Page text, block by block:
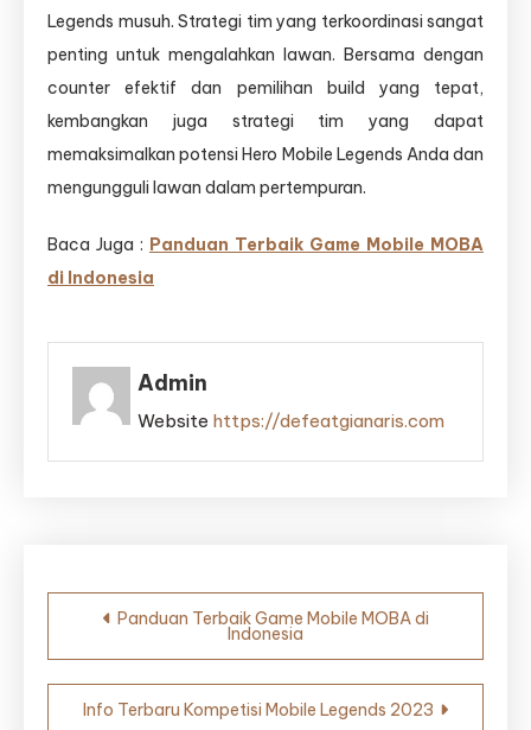
Legends musuh. Strategi tim yang terkoordinasi sangat
penting untuk mengalahkan lawan. Bersama dengan
counter efektif dan pemilihan build yang tepat,
kembangkan juga strategi tim yang dapat
memaksimalkan potensi Hero Mobile Legends Anda dan
mengungguli lawan dalam pertempuran.
Baca Juga : Panduan Terbaik Game Mobile MOBA
di Indonesia
Admin
Website https://defeatgianaris.com
Post
navigation
Panduan Terbaik Game Mobile MOBA di
Indonesia
Info Terbaru Kompetisi Mobile Legends 2023